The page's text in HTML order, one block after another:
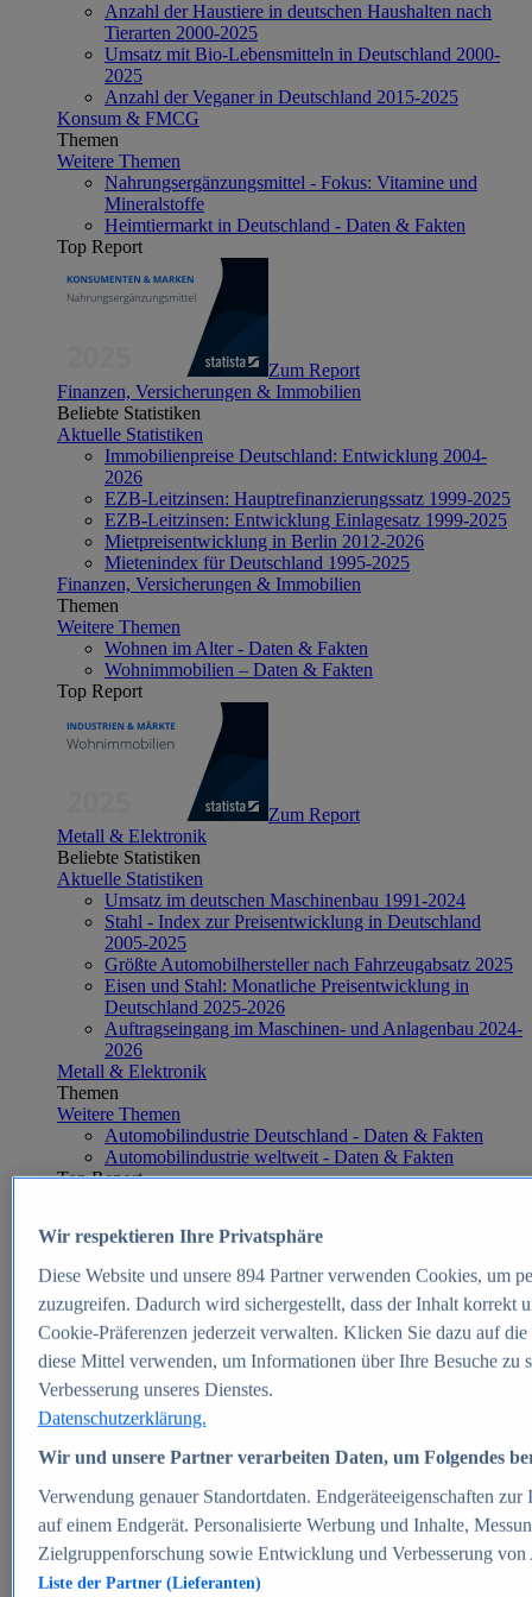
Anzahl der Haustiere in deutschen Haushalten nach
Tierarten 2000-2025
Umsatz mit Bio-Lebensmitteln in Deutschland 2000-
2025
Anzahl der Veganer in Deutschland 2015-2025
Konsum & FMCG
Themen
Weitere Themen
Nahrungsergänzungsmittel - Fokus: Vitamine und
Mineralstoffe
Heimtiermarkt in Deutschland - Daten & Fakten
Top Report
Zum Report
Finanzen, Versicherungen & Immobilien
Beliebte Statistiken
Aktuelle Statistiken
Immobilienpreise Deutschland: Entwicklung 2004-
2026
EZB-Leitzinsen: Hauptrefinanzierungssatz 1999-2025
EZB-Leitzinsen: Entwicklung Einlagesatz 1999-2025
Mietpreisentwicklung in Berlin 2012-2026
Mietenindex für Deutschland 1995-2025
Finanzen, Versicherungen & Immobilien
Themen
Weitere Themen
Wohnen im Alter - Daten & Fakten
Wohnimmobilien – Daten & Fakten
Top Report
Zum Report
Metall & Elektronik
Beliebte Statistiken
Aktuelle Statistiken
Umsatz im deutschen Maschinenbau 1991-2024
Stahl - Index zur Preisentwicklung in Deutschland
2005-2025
Größte Automobilhersteller nach Fahrzeugabsatz 2025
Eisen und Stahl: Monatliche Preisentwicklung in
Deutschland 2025-2026
Auftragseingang im Maschinen- und Anlagenbau 2024-
2026
Metall & Elektronik
Themen
Weitere Themen
Automobilindustrie Deutschland - Daten & Fakten
Automobilindustrie weltweit - Daten & Fakten
Top Report
Zum Report
E-commerce
Beliebte Statistiken
Aktuelle Statistiken
E-Commerce - Entwicklung des Umsatzes in
Deutschland 1999-2025
Umsatz von Amazon in Deutschland und weltweit
2010-2025
B2C-E-Commerce: Top-50 Online Shops in
Deutschland 2024
Marktanteile von Online-Zahlungsverfahren in
Deutschland 2024
Umsatzstarke Warengruppen im Online-Handel in
Deutschland 2023-2025
Wir respektieren Ihre Privatsphäre
Diese Website und unsere 894Partner verwenden Cookies, um
zuzugreifen. Dadurch wird sichergestellt, dass der Inhalt korrekt
Cookie-Präferenzen jederzeit verwalten. Klicken Sie dazu auf
diese Mittel verwenden, um Informationen über Ihre Besuche
Verbesserung unseres Dienstes.
Datenschutzerklärung.
Wir und unsere Partner verarbeiten Daten, um Folgendes
Verwendung genauer Standortdaten. Endgeräteeigenschaften
auf einem Endgerät. Personalisierte Werbung und Inhalte,
Zielgruppenforschung sowie Entwicklung und Verbesserung von
Liste der Partner (Lieferanten)